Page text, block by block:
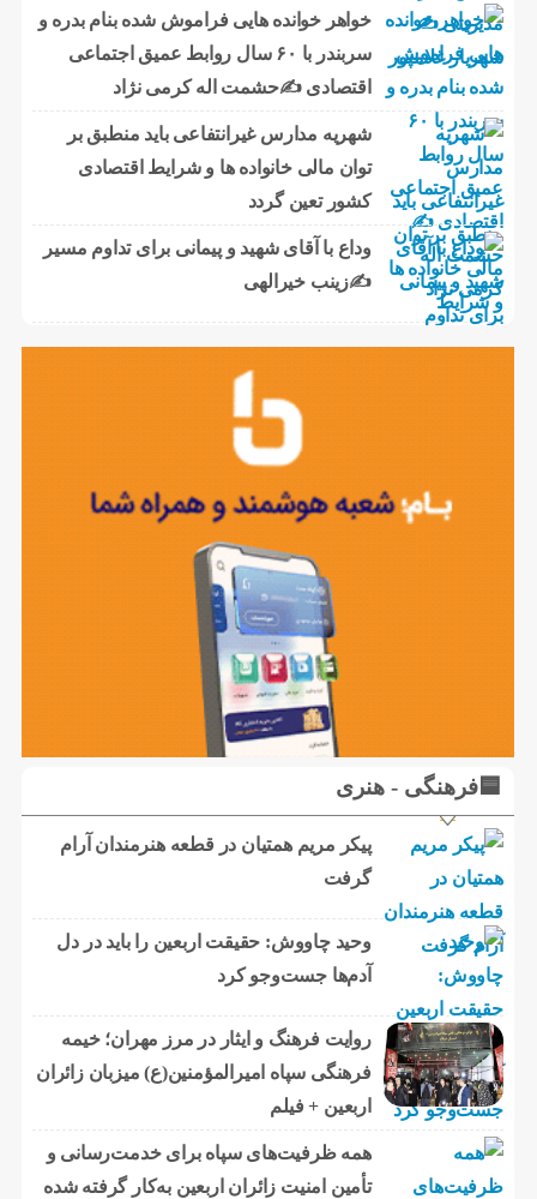
خواهر خوانده هایی فراموش شده بنام بدره و
سربندر با ۶۰ سال روابط عمیق اجتماعی
اقتصادی ✍حشمت اله کرمی نژاد
شهریه مدارس غیرانتفاعی باید منطبق بر
توان مالی خانواده ها و شرایط اقتصادی
کشور تعین گردد
وداع با آقای شهید و پیمانی برای تداوم مسیر
✍زینب خیرالهی
🟦فرهنگی - هنری
پیکر مریم همتیان در قطعه هنرمندان آرام
گرفت
وحید چاووش: حقیقت اربعین را باید در دل
آدم‌ها جست‌وجو کرد
روایت فرهنگ و ایثار در مرز مهران؛ خیمه
فرهنگی سپاه امیرالمؤمنین(ع) میزبان زائران
اربعین + فیلم
همه ظرفیت‌های سپاه برای خدمت‌رسانی و
تأمین امنیت زائران اربعین به‌کار گرفته شده